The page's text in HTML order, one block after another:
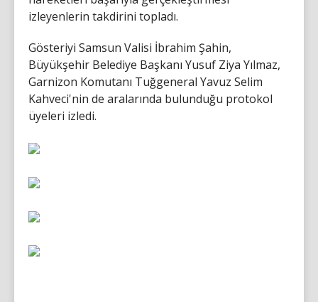
izleyenlerin takdirini topladı.
Gösteriyi Samsun Valisi İbrahim Şahin,
Büyükşehir Belediye Başkanı Yusuf Ziya Yılmaz,
Garnizon Komutanı Tuğgeneral Yavuz Selim
Kahveci'nin de aralarında bulunduğu protokol
üyeleri izledi.